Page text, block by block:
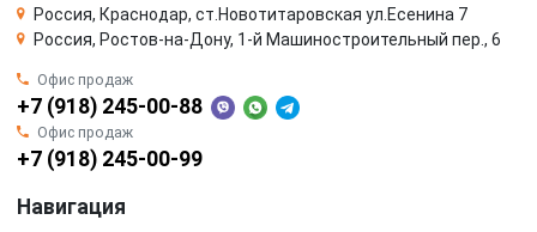
Россия, Краснодар, ст.Новотитаровская ул.Есенина 7
Россия, Ростов-на-Дону, 1-й Машиностроительный пер., 6
Офис продаж
+7 (918) 245-00-88
Офис продаж
+7 (918) 245-00-99
Навигация